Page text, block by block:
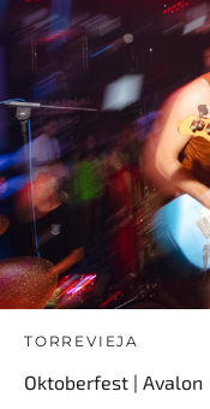
TORREVIEJA
Oktoberfest | Avalon